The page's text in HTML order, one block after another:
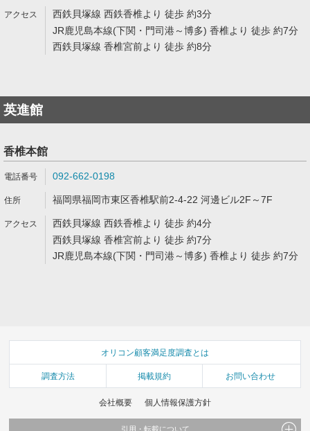
西鉄貝塚線 西鉄香椎より 徒歩 約3分
JR鹿児島本線(下関・門司港～博多) 香椎より 徒歩 約7分
西鉄貝塚線 香椎宮前より 徒歩 約8分
英進館
香椎本館
092-662-0198
福岡県福岡市東区香椎駅前2-4-22 河邊ビル2F～7F
西鉄貝塚線 西鉄香椎より 徒歩 約4分
西鉄貝塚線 香椎宮前より 徒歩 約7分
JR鹿児島本線(下関・門司港～博多) 香椎より 徒歩 約7分
オリコン顧客満足度調査とは
調査方法 掲載規約 お問い合わせ
会社概要 個人情報保護方針
引用・転載について